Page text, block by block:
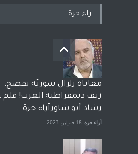
اراء حرة
معاناة زلزال سوريّة تفضح:
زيف ديمقراطية الغرب! قلم :
رشاد أبو شاورآراء حرة ..
آراء حرة 18 فبراير، 2023